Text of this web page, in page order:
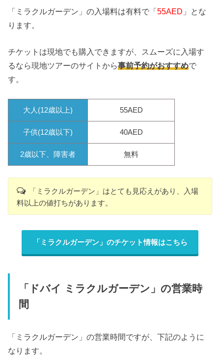
「ミラクルガーデン」の入場料は有料で「55AED 」とな
ります。
チケットは現地でも購入できますが、スムーズに入場す
るなら現地ツアーのサイトから事前予約がおすすめで
す。
大人(12歳以上) 55AED
子供(12歳以下) 40AED
2歳以下、障害者 無料
「ミラクルガーデン」はとても見応えがあり、入場
料以上の値打ちがあります。
「ミラクルガーデン」のチケット情報はこちら
「ドバイ ミラクルガーデン」の営業時
間
「ミラクルガーデン」の営業時間ですが、下記のように
なります。